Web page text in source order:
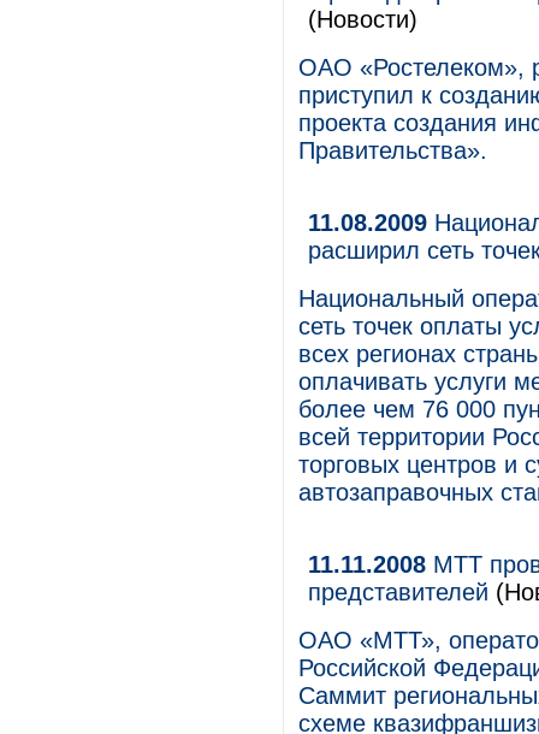
(Новости)
ОАО «Ростелеком»,
приступил к
проекта создания
Правительства».
11.08.2009
расширил сеть
Национальный
сеть точек оплаты
всех регионах
оплачивать услуги
более чем 76 000
всей территории
торговых центров и
автозаправочных
11.11.2008 МТТ
представителей
ОАО «МТТ»,
Российской
Саммит
схеме